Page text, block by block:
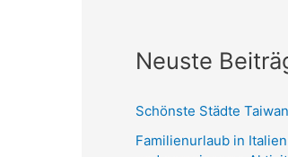
e
a
Neuste
Schönste Städte Taiwan
Familienurlaub in